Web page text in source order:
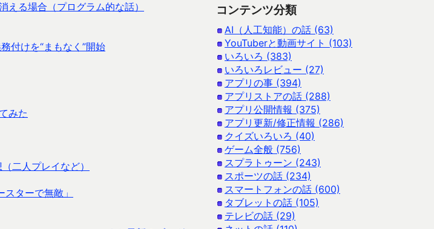
る場合（プログラム的な話）
付けを“まもなく”開始
みた
二人プレイなど）
ターで無敵」
コンテンツ分類
AI（人工知能）の話 (63)
YouTuberと動画サイト (103)
いろいろ (383)
いろいろレビュー (27)
アプリの事 (394)
アプリストアの話 (288)
アプリ公開情報 (375)
アプリ更新/修正情報 (286)
クイズいろいろ (40)
ゲーム全般 (756)
スプラトゥーン (243)
スポーツの話 (234)
スマートフォンの話 (600)
タブレットの話 (105)
テレビの話 (29)